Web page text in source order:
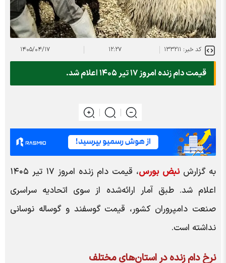
کد خبر: ۱۳۳۲۱۱ ۱۲:۲۷ ۱۴۰۵/۰۴/۱۷
قیمت دام زنده امروز ۱۷ تیر ۱۴۰۵ اعلام شد.
به گزارشنبض بورس
، قیمت دام زنده امروز ۱۷ تیر ۱۴۰۵
اعلام شد. طبق آمار ارائه‌شده از سوی اتحادیه سراسری
صنعت دامپروران کشور، قیمت گوسفند و گوساله نوسانی
نداشته است.
نرخ دام زنده در استان‌های مختلف